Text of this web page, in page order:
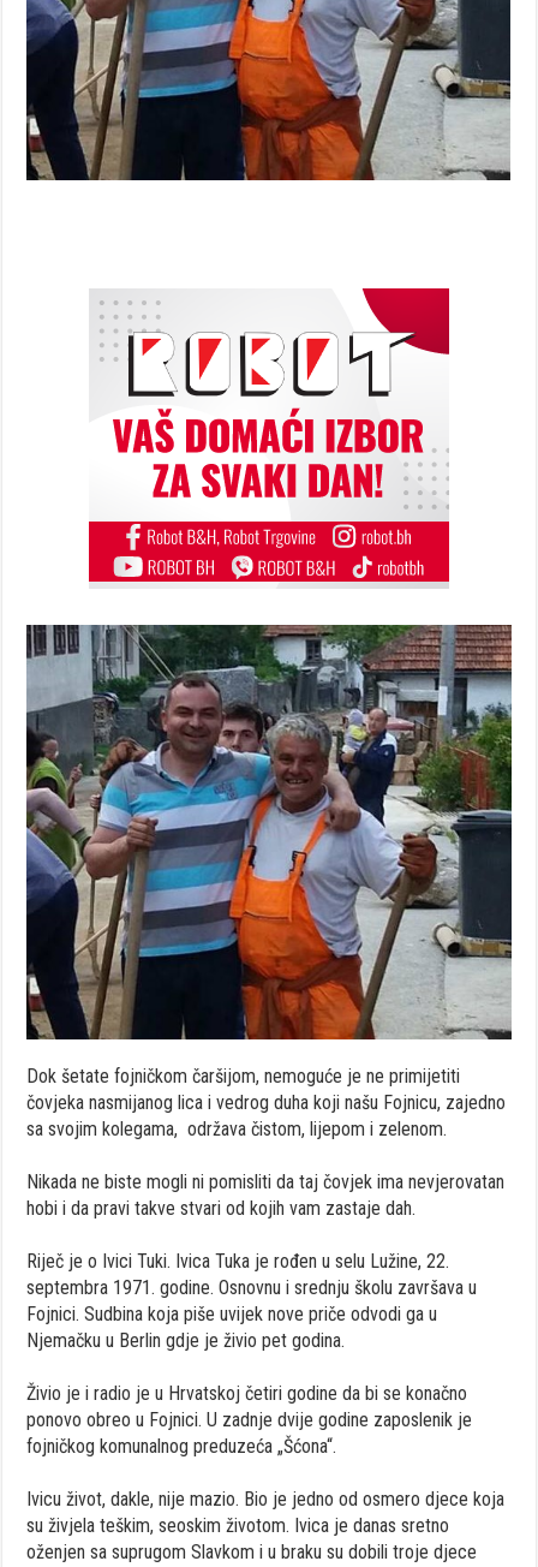
Dok šetate fojničkom čaršijom, nemoguće je ne primijetiti
čovjeka nasmijanog lica i vedrog duha koji našu Fojnicu, zajedno
sa svojim kolegama, održava čistom, lijepom i zelenom.
Nikada ne biste mogli ni pomisliti da taj čovjek ima nevjerovatan
hobi i da pravi takve stvari od kojih vam zastaje dah.
Riječ je o Ivici Tuki. Ivica Tuka je rođen u selu Lužine, 22.
septembra 1971. godine. Osnovnu i srednju školu završava u
Fojnici. Sudbina koja piše uvijek nove priče odvodi ga u
Njemačku u Berlin gdje je živio pet godina.
Živio je i radio je u Hrvatskoj četiri godine da bi se konačno
ponovo obreo u Fojnici. U zadnje dvije godine zaposlenik je
fojničkog komunalnog preduzeća „Šćona“.
Ivicu život, dakle, nije mazio. Bio je jedno od osmero djece koja
su živjela teškim, seoskim životom. Ivica je danas sretno
oženjen sa suprugom Slavkom i u braku su dobili troje djece